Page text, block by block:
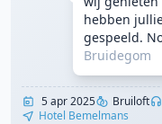
hebben
gespeeld.
Bruidegom
5 apr 2025 Bruiloft
Hotel Bemelmans